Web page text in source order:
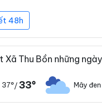
48h
Xã Thu Bồn những
37°/ 33° Mây